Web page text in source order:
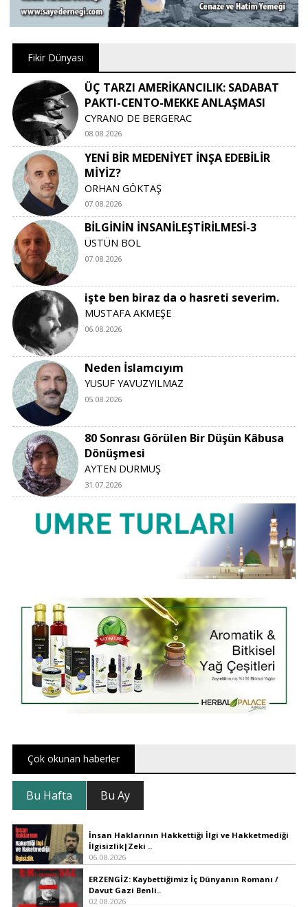
Fikir Dünyası
ÜÇ TARZI AMERİKANCILIK: SADABAT
PAKTI-CENTO-MEKKE ANLAŞMASI
CYRANO DE BERGERAC
08.08.2026
YENİ BİR MEDENİYET İNŞA EDEBİLİR
MİYİZ?
ORHAN GÖKTAŞ
07.08.2026
BİLGİNİN İNSANİLEŞTİRİLMESİ-3
ÜSTÜN BOL
07.08.2026
işte ben biraz da o hasreti severim.
MUSTAFA AKMEŞE
06.08.2026
Neden İslamcıyım
YUSUF YAVUZYILMAZ
05.08.2026
80 Sonrası Görülen Bir Düşün Kâbusa
Dönüşmesi
AYTEN DURMUŞ
31.07.2026
Çok okunan haberler
Bu Hafta Bu Ay
İnsan Haklarının Hakkettiği İlgi ve Hakketmediği
İlgisizlik|Zeki ..
06.08.2026
ERZENGİZ: Kaybettiğimiz İç Dünyanın Romanı /
Davut Gazi Benli..
02.08.2026